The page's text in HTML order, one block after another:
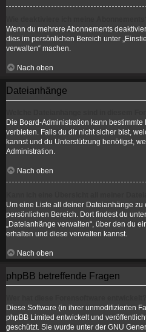
Wenn du mehrere Abonnements
dies im persönlichen Bereich unter
verwalten“ machen.
Nach oben
Dateianhänge
Die Board-Administration kann
verbieten. Falls du dir nicht sicher bist,
kannst und du Unterstützung benötigst,
Administration.
Nach oben
Um eine Liste all deiner Dateianhänge zu
persönlichen Bereich. Dort findest du
„Dateianhänge verwalten“, über den du
erhalten und diese verwalten kannst.
Nach oben
phpBB betreffende Fragen
Diese Software (in ihrer unmodifizierten
phpBB Limited entwickelt und
geschützt. Sie wurde unter der GNU